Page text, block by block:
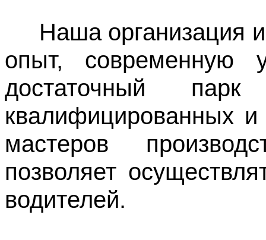
Наша организация
опыт, современную
достаточный
квалифицированных
мастеров
позволяет
водителей.